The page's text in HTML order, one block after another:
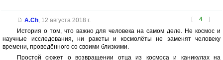
[ 4 ]
A.Ch, 12 августа 2018 г.
История о том, что важно для человека на самом деле. Не космос и
научные исследования, ни ракеты и космолёты не заменят человеку
времени, проведённого со своими близкими.
Простой сюжет о возвращении отца из космоса и каникулах на